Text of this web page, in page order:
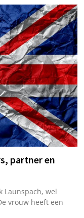
partner en
Launspach, wel
vrouw heeft een